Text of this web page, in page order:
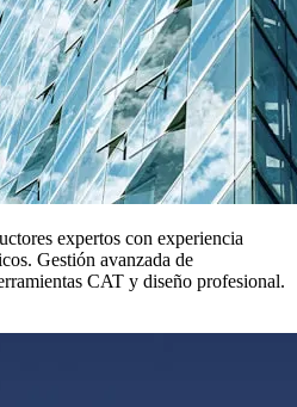
expertos con experiencia
Gestión avanzada de
CAT y diseño profesional.